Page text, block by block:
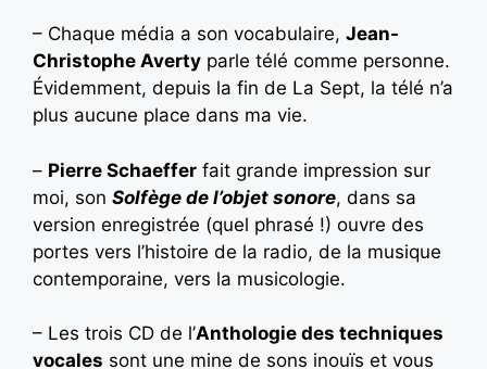
– Chaque média a son vocabulaire, Jean-
Christophe Averty parle télé comme personne.
Évidemment, depuis la fin de La Sept, la télé n’a
plus aucune place dans ma vie.
– Pierre Schaeffer fait grande impression sur
moi, son Solfège de l’objet sonore, dans sa
version enregistrée (quel phrasé !) ouvre des
portes vers l’histoire de la radio, de la musique
contemporaine, vers la musicologie.
– Les trois CD de l’Anthologie des techniques
vocales sont une mine de sons inouïs et vous